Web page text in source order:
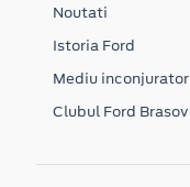
Noutati
Istoria Ford
Mediu inconjurator
Clubul Ford Brasov